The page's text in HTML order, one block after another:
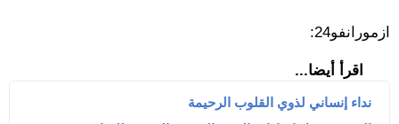
ازمورانفو24:
اقرأ أيضا...
نداء إنساني لذوي القلوب الرحيمة